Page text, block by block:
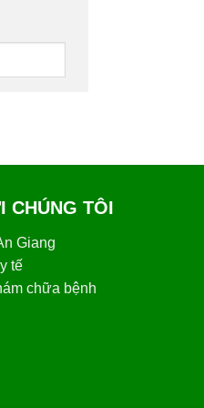
CHÚNG TÔI
Giang
tế
chữa bệnh